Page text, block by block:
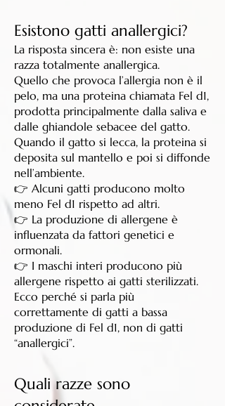
Esistono gatti anallergici?
La risposta sincera è: non esiste una
razza totalmente anallergica.
Quello che provoca l’allergia non è il
pelo, ma una proteina chiamata Fel d1,
prodotta principalmente dalla saliva e
dalle ghiandole sebacee del gatto.
Quando il gatto si lecca, la proteina si
deposita sul mantello e poi si diffonde
nell’ambiente.
👉 Alcuni gatti producono molto
meno Fel d1 rispetto ad altri.
👉 La produzione di allergene è
influenzata da fattori genetici e
ormonali.
👉 I maschi interi producono più
allergene rispetto ai gatti sterilizzati.
Ecco perché si parla più
correttamente di gatti a bassa
produzione di Fel d1, non di gatti
“anallergici”.
Quali razze sono